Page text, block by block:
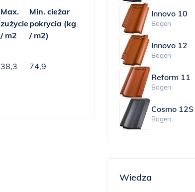
Max.
zużycie
/ m2
Min. cieżar
pokrycia (kg
/ m2)
38,3 74,9
Innovo 10
Bogen
Innovo 12
Bogen
Reform 11
Bogen
Cosmo 12S
Bogen
Wiedza